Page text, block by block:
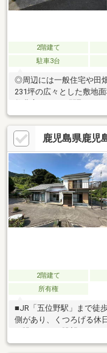
2階建て
駐車3台
◎周辺には一般住宅や田
231坪の広々とした敷地
鹿児島県鹿児
2階建て
所有権
■JR「五位野駅」まで徒
側があり、くつろげる休